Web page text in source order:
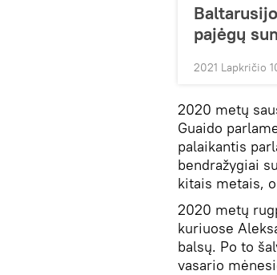
pajėgų
2021 Lapkričio
2020 metų
Guaido
palaikantis
bendražygiai
kitais metais,
2020 metų
kuriuose
balsų. Po to
vasario